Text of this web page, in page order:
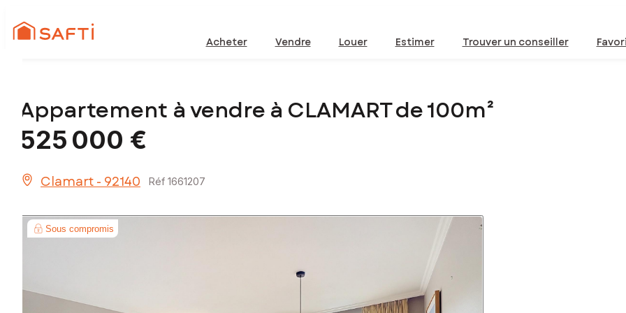
Acheter Vendre Louer Estimer Trouver un conseiller
Appartement à vendre à CLAMART de 100m²
525 000 €
Clamart - 92140 Réf 1661207
Sous compromis